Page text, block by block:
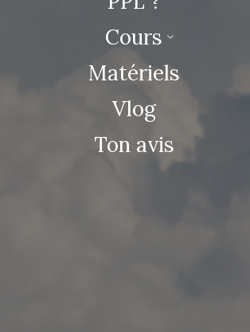
Cours
Matériels
Vlog
Ton avis